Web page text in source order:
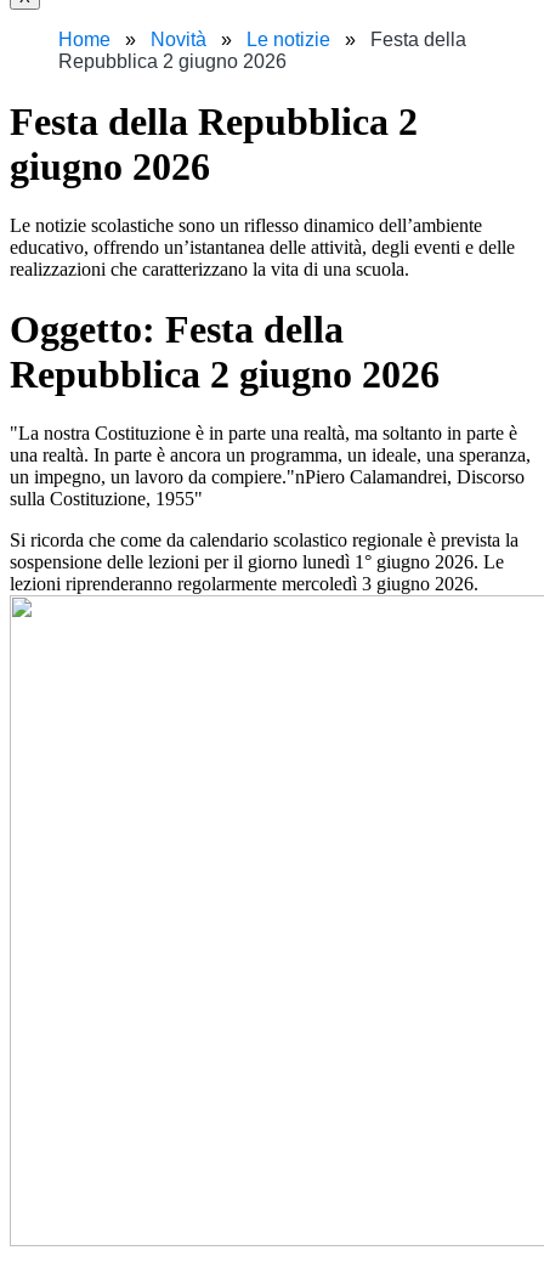
Home Novità Le notizie
Festa della
Repubblica 2 giugno 2026
Festa della Repubblica 2
giugno 2026
Le notizie scolastiche sono un riflesso dinamico dell’ambiente
educativo, offrendo un’istantanea delle attività, degli eventi e delle
realizzazioni che caratterizzano la vita di una scuola.
Oggetto: Festa della
Repubblica 2 giugno 2026
"La nostra Costituzione è in parte una realtà, ma soltanto in parte è
una realtà. In parte è ancora un programma, un ideale, una speranza,
un impegno, un lavoro da compiere."nPiero Calamandrei, Discorso
sulla Costituzione, 1955"
Si ricorda che come da calendario scolastico regionale è prevista la
sospensione delle lezioni per il giorno lunedì 1° giugno 2026. Le
lezioni riprenderanno regolarmente mercoledì 3 giugno 2026.